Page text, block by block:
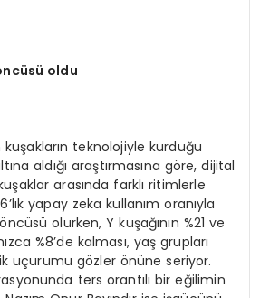
ncüsü oldu
kuşakların teknolojiyle kurduğu
aldığı araştırmasına göre, dijital
arasında farklı ritimlerle
yapay zeka kullanım oranıyla
olurken, Y kuşağının %21 ve
%8’de kalması, yaş grupları
uçurumu gözler önüne seriyor.
ters orantılı bir eğilimin